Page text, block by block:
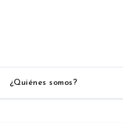
¿Quiénes somos?